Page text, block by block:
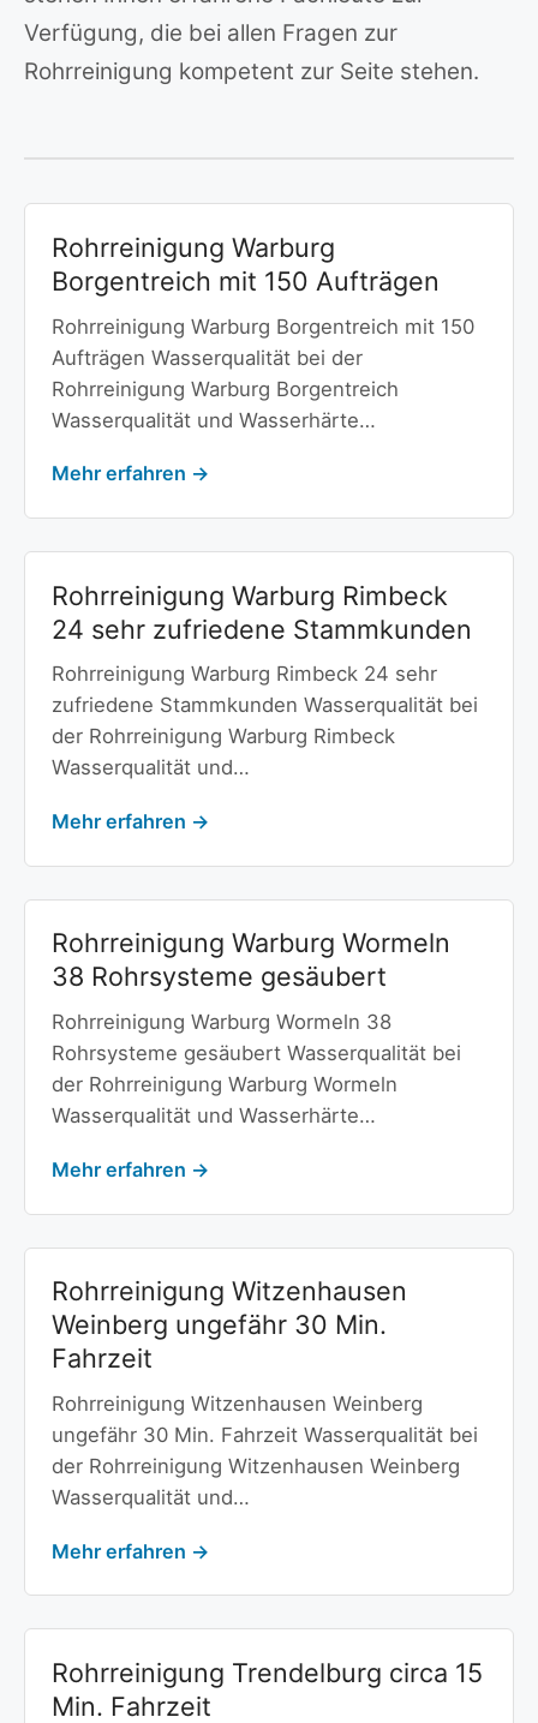
Verfügung, die bei allen Fragen zur
Rohrreinigung kompetent zur Seite stehen.
Rohrreinigung Warburg
Borgentreich mit 150 Aufträgen
Rohrreinigung Warburg Borgentreich mit 150
Aufträgen Wasserqualität bei der
Rohrreinigung Warburg Borgentreich
Wasserqualität und Wasserhärte…
Mehr erfahren →
Rohrreinigung Warburg Rimbeck
24 sehr zufriedene Stammkunden
Rohrreinigung Warburg Rimbeck 24 sehr
zufriedene Stammkunden Wasserqualität bei
der Rohrreinigung Warburg Rimbeck
Wasserqualität und…
Mehr erfahren →
Rohrreinigung Warburg Wormeln
38 Rohrsysteme gesäubert
Rohrreinigung Warburg Wormeln 38
Rohrsysteme gesäubert Wasserqualität bei
der Rohrreinigung Warburg Wormeln
Wasserqualität und Wasserhärte…
Mehr erfahren →
Rohrreinigung Witzenhausen
Weinberg ungefähr 30 Min.
Fahrzeit
Rohrreinigung Witzenhausen Weinberg
ungefähr 30 Min. Fahrzeit Wasserqualität bei
der Rohrreinigung Witzenhausen Weinberg
Wasserqualität und…
Mehr erfahren →
Rohrreinigung Trendelburg circa 15
Min. Fahrzeit